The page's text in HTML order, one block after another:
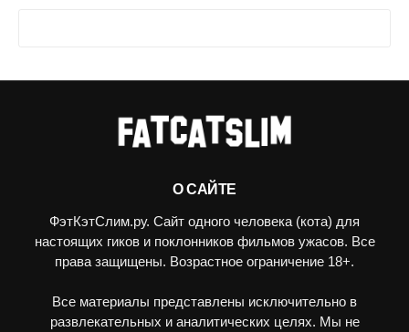
О САЙТЕ
ФэтКэтСлим.ру. Сайт одного человека (кота) для
настоящих гиков и поклонников фильмов ужасов. Все
права защищены. Возрастное ограничение 18+.
Все материалы представлены исключительно в
развлекательных и аналитических целях. Мы не